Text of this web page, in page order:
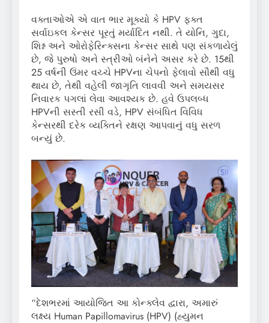
વક્તાઓએ એ વાત ભાર મૂક્યો કે HPV ફક્ત
સર્વાઇકલ કેન્સર પૂરતું મર્યાદિત નથી. તે યોનિ, ગુદા,
શિશ્ન અને ઓરોફેરિન્ક્સના કેન્સર સાથે પણ સંકળાયેલું
છે, જે પુરુષો અને સ્ત્રીઓ બંનેને અસર કરે છે. 15થી
25 વર્ષની ઉંમર વચ્ચે HPVના ચેપનો ફેલાવો સૌથી વધુ
થાય છે, તેથી વહેલી જાગૃતિ લાવવી અને સમયસર
નિવારક પગલાં લેવા આવશ્યક છે. હવે ઉપલબ્ધ
HPVની સસ્તી રસી વડે, HPV સંબંધિત વિવિધ
કેન્સરથી દરેક વ્યક્તિને રક્ષણ આપવાનું વધુ સરળ
બન્યું છે.
“દેશભરમાં આયોજિત આ કોન્ક્લેવ દ્વારા, અમારું
લક્ષ્ય Human Papillomavirus (HPV) (હ્યુમન